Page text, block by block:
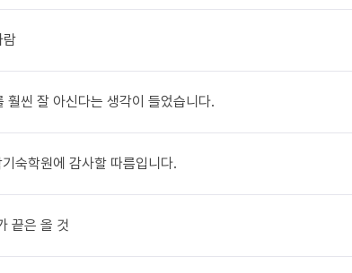
람
씬 잘 아신다는 생각이 들었습니다.
숙학원에 감사할 따름입니다.
끝은 올 것